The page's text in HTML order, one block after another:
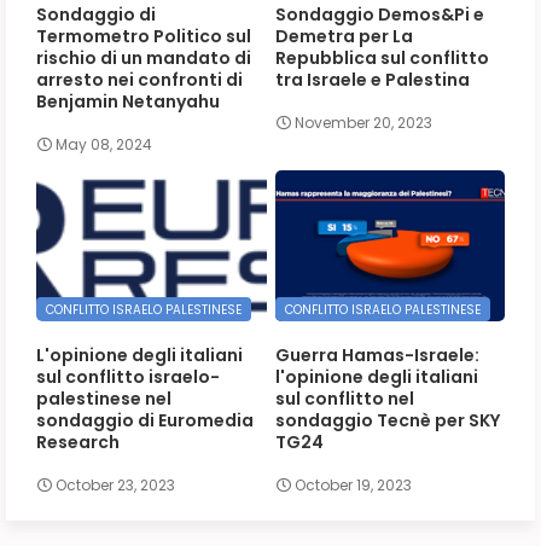
Sondaggio di
Termometro Politico sul
rischio di un mandato di
arresto nei confronti di
Benjamin Netanyahu
May 08, 2024
Sondaggio Demos&Pi e
Demetra per La
Repubblica sul conflitto
tra Israele e Palestina
November 20, 2023
CONFLITTO ISRAELO PALESTINESE
L'opinione degli italiani
sul conflitto israelo-
palestinese nel
sondaggio di Euromedia
Research
October 23, 2023
CONFLITTO ISRAELO PALESTINESE
Guerra Hamas-Israele:
l'opinione degli italiani
sul conflitto nel
sondaggio Tecnè per SKY
TG24
October 19, 2023